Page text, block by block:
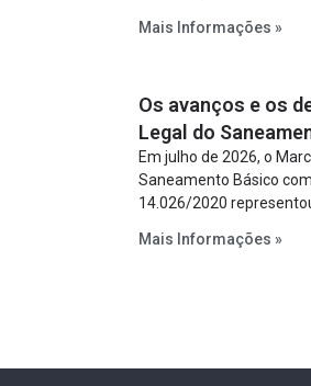
constitua uma SPE para
Lei de Concessões, a
sujeita a uma escolha
projeto.
Mais Informações »
Os avanços e os
Legal do
Em julho de 2026, o
Saneamento Básico
14.026/2020
estabelecer metas claras
mecanismos voltados à
Mais Informações »